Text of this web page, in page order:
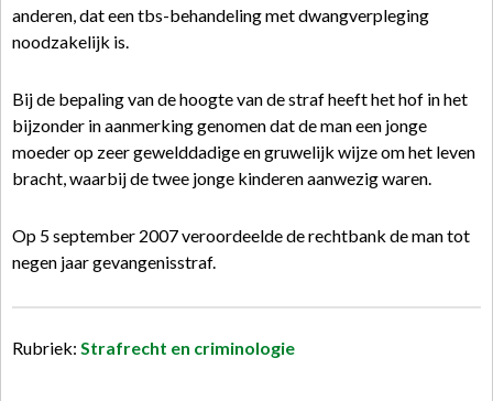
anderen, dat een tbs-behandeling met dwangverpleging
noodzakelijk is.
Bij de bepaling van de hoogte van de straf heeft het hof in het
bijzonder in aanmerking genomen dat de man een jonge
moeder op zeer gewelddadige en gruwelijk wijze om het leven
bracht, waarbij de twee jonge kinderen aanwezig waren.
Op 5 september 2007 veroordeelde de rechtbank de man tot
negen jaar gevangenisstraf.
Rubriek: Strafrecht en criminologie